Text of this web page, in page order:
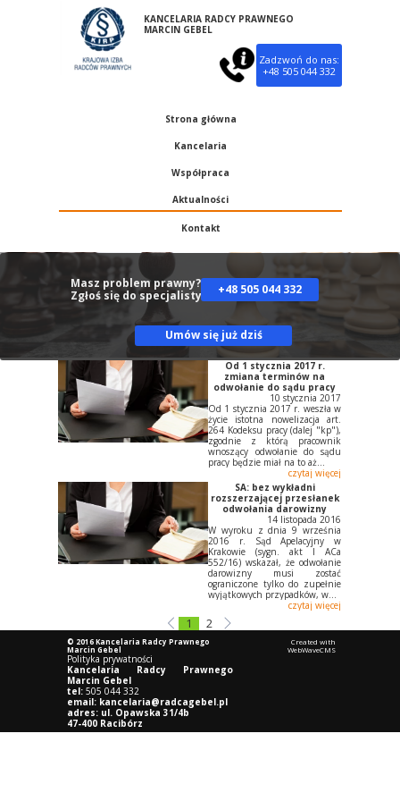
Created with
WebWaveCMS
© 2016 Kancelaria RadcyPrawnego
Marcin Gebel
Polityka prywatności
Kancelaria Radcy Prawnego
Marcin Gebel
tel: 505 044 332
email: kancelaria@radcagebel.pl
adres: ul. Opawska 31/4b
47-400 Racibórz
+48 505 044 332
Zadzwoń do nas:
+48 505 044 332
KANCELARIA RADCY PRAWNEGO
MARCIN GEBEL
Strona główna
Kancelaria
Współpraca
Aktualności
Kontakt
Od 1 stycznia 2017 r.
zmiana terminów na
odwołanie do sądu pracy
10 stycznia 2017
Od 1 stycznia 2017 r. weszła w
życie istotna nowelizacja art.
264 Kodeksu pracy (dalej "kp"),
zgodnie z którą pracownik
wnoszący odwołanie do sądu
pracy będzie miał na to aż...
czytaj więcej
SA: bez wykładni
rozszerzającej przesłanek
odwołania darowizny
14 listopada 2016
W wyroku z dnia 9 września
2016 r. Sąd Apelacyjny w
Krakowie (sygn. akt I ACa
552/16) wskazał, że odwołanie
darowizny musi zostać
ograniczone tylko do zupełnie
wyjątkowych przypadków, w...
czytaj więcej
1 2
Umów się już dziś
Masz problem prawny?
Zgłoś się do specjalisty: